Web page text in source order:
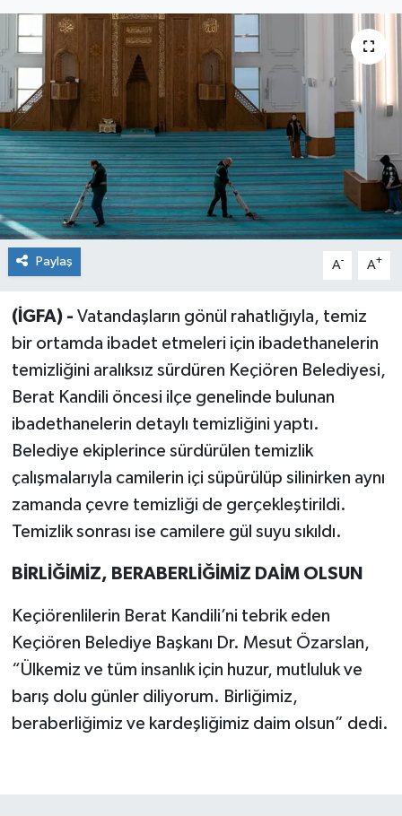
Paylaş A- A+
(İGFA) - Vatandaşların gönül rahatlığıyla, temiz
bir ortamda ibadet etmeleri için ibadethanelerin
temizliğini aralıksız sürdüren Keçiören Belediyesi,
Berat Kandili öncesi ilçe genelinde bulunan
ibadethanelerin detaylı temizliğini yaptı.
Belediye ekiplerince sürdürülen temizlik
çalışmalarıyla camilerin içi süpürülüp silinirken aynı
zamanda çevre temizliği de gerçekleştirildi.
Temizlik sonrası ise camilere gül suyu sıkıldı.
BİRLİĞİMİZ, BERABERLİĞİMİZ DAİM OLSUN
Keçiörenlilerin Berat Kandili’ni tebrik eden
Keçiören Belediye Başkanı Dr. Mesut Özarslan,
“Ülkemiz ve tüm insanlık için huzur, mutluluk ve
barış dolu günler diliyorum. Birliğimiz,
beraberliğimiz ve kardeşliğimiz daim olsun” dedi.
Sağlık
Siyaset
Spor
Teknoloji
Türkiye